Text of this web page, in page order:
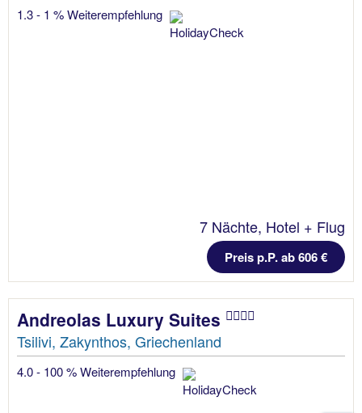
1.3 - 1 % Weiterempfehlung
7 Nächte, Hotel + Flug
Preis p.P. ab 606 €
Andreolas Luxury Suites
Tsilivi, Zakynthos, Griechenland
4.0 - 100 % Weiterempfehlung